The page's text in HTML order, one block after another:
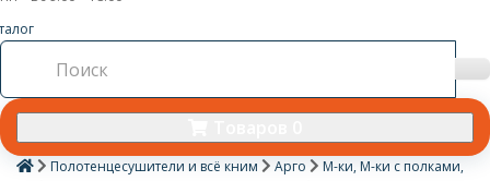
Полотенцесушители и всё кним Арго
М-ки, М-ки с полками,